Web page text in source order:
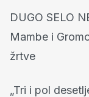
DUGO SELO
Mambe i
žrtve
„Tri i pol